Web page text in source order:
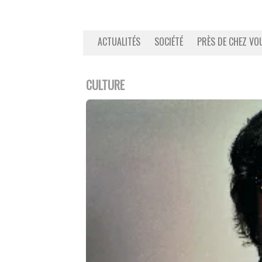
ACTUALITÉS SOCIÉTÉ PRÈS DE CHEZ
CULTURE